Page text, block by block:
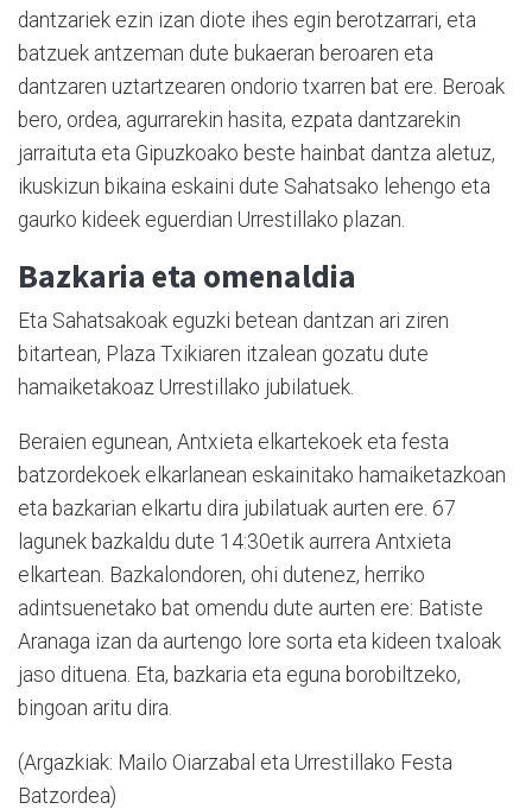
dantzariek ezin izan diote ihes egin berotzarrari, eta
batzuek antzeman dute bukaeran beroaren eta
dantzaren uztartzearen ondorio txarren bat ere. Beroak
bero, ordea, agurrarekin hasita, ezpata dantzarekin
jarraituta eta Gipuzkoako beste hainbat dantza aletuz,
ikuskizun bikaina eskaini dute Sahatsako lehengo eta
gaurko kideek eguerdian Urrestillako plazan.
Bazkaria eta omenaldia
Eta Sahatsakoak eguzki betean dantzan ari ziren
bitartean, Plaza Txikiaren itzalean gozatu dute
hamaiketakoaz Urrestillako jubilatuek.
Beraien egunean, Antxieta elkartekoek eta festa
batzordekoek elkarlanean eskainitako hamaiketazkoan
eta bazkarian elkartu dira jubilatuak aurten ere. 67
lagunek bazkaldu dute 14:30etik aurrera Antxieta
elkartean. Bazkalondoren, ohi dutenez, herriko
adintsuenetako bat omendu dute aurten ere: Batiste
Aranaga izan da aurtengo lore sorta eta kideen txaloak
jaso dituena. Eta, bazkaria eta eguna borobiltzeko,
bingoan aritu dira.
(Argazkiak: Mailo Oiarzabal eta Urrestillako Festa
Batzordea)